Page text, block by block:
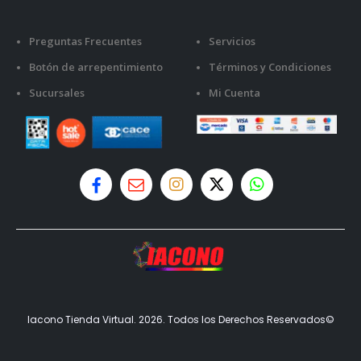
Preguntas Frecuentes
Botón de arrepentimiento
Sucursales
Servicios
Términos y Condiciones
Mi Cuenta
Iacono Tienda Virtual. 2026. Todos los Derechos Reservados©